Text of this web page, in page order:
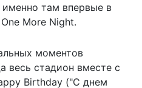
там впервые в
More Night.
моментов
весь стадион вместе с
Birthday ("С днем